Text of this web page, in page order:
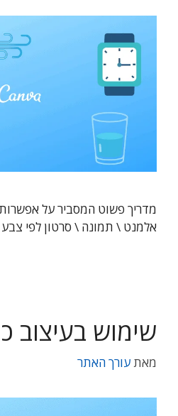
מדריך פשוט המסביר על
אלמנט \ תמונה \ סרטון לפי
שימוש בעיצוב
מאתעורך האתר